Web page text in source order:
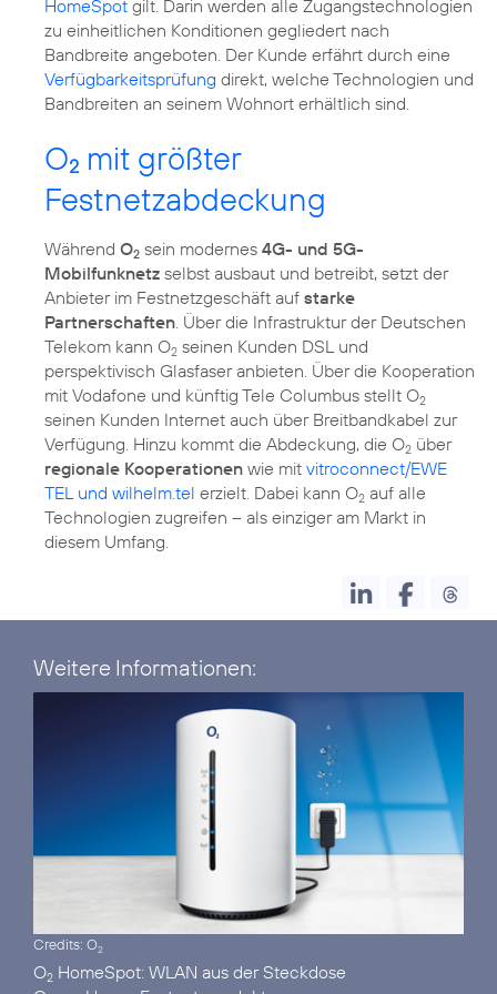
HomeSpot gilt. Darin werden alle Zugangstechnologien
zu einheitlichen Konditionen gegliedert nach
Bandbreite angeboten. Der Kunde erfährt durch eine
Verfügbarkeitsprüfung direkt, welche Technologien und
Bandbreiten an seinem Wohnort erhältlich sind.
O2 mit größter
Festnetzabdeckung
Während O2 sein modernes 4G- und 5G-
Mobilfunknetz selbst ausbaut und betreibt, setzt der
Anbieter im Festnetzgeschäft auf starke
Partnerschaften . Über die Infrastruktur der Deutschen
Telekom kann O2 seinen Kunden DSL und
perspektivisch Glasfaser anbieten. Über die Kooperation
mit Vodafone und künftig Tele Columbus stellt O2
seinen Kunden Internet auch über Breitbandkabel zur
Verfügung. Hinzu kommt die Abdeckung, die O2 über
regionale Kooperationen wie mit vitroconnect/EWE
TEL und wilhelm.tel erzielt. Dabei kann O2 auf alle
Technologien zugreifen – als einziger am Markt in
diesem Umfang.
Weitere Informationen:
Credits: O2
O2 HomeSpot: